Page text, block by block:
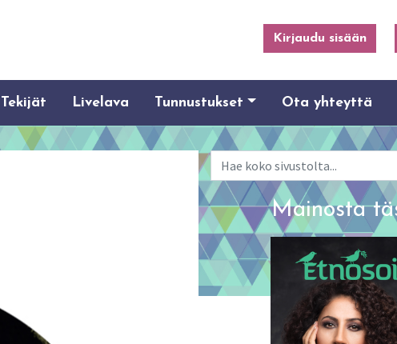
Kirjaudu sisään
Tekijät Livelava Tunnustukset Ota yhteyttä
Haku
Mainosta